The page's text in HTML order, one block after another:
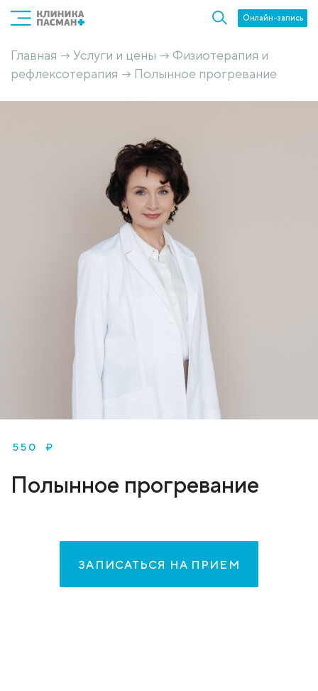
Онлайн-запись
Главная → Услуги и цены → Физиотерапия и
рефлексотерапия → Полынное прогревание
550 ₽
Полынное прогревание
ЗАПИСАТЬСЯ НА ПРИЕМ